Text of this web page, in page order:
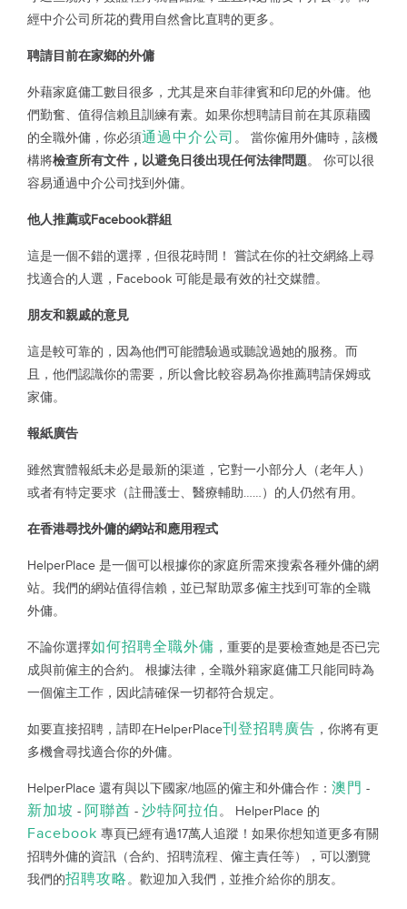
經中介公司所花的費用自然會比直聘的更多。
聘請目前在家鄉的外傭
外藉家庭傭工數目很多，尤其是來自菲律賓和印尼的外傭。他
們勤奮、值得信賴且訓練有素。如果你想聘請目前在其原藉國
的全職外傭，你必須通過中介公司 。 當你僱用外傭時，該機
構將檢查所有文件，以避免日後出現任何法律問題。 你可以很
容易通過中介公司找到外傭。
他人推薦或Facebook群組
這是一個不錯的選擇，但很花時間！ 嘗試在你的社交網絡上尋
找適合的人選，Facebook 可能是最有效的社交媒體。
朋友和親戚的意見
這是較可靠的，因為他們可能體驗過或聽說過她的服務。而
且，他們認識你的需要，所以會比較容易為你推薦聘請保姆或
家傭。
報紙廣告
雖然實體報紙未必是最新的渠道，它對一小部分人（老年人）
或者有特定要求（註冊護士、醫療輔助……）的人仍然有用。
在香港尋找外傭的網站和應用程式
HelperPlace 是一個可以根據你的家庭所需來搜索各種外傭的網
站。我們的網站值得信賴，並已幫助眾多僱主找到可靠的全職
外傭。
不論你選擇如何招聘全職外傭 ，重要的是要檢查她是否已完
成與前僱主的合約。 根據法律，全職外籍家庭傭工只能同時為
一個僱主工作，因此請確保一切都符合規定。
如要直接招聘，請即在HelperPlace刊登招聘廣告 ，你將有更
多機會尋找適合你的外傭。
HelperPlace 還有與以下國家/地區的僱主和外傭合作： 澳門 -
新加坡 - 阿聯酋 - 沙特阿拉伯。 HelperPlace 的
Facebook 專頁已經有過17萬人追蹤！如果你想知道更多有關
招聘外傭的資訊（合約、招聘流程、僱主責任等），可以瀏覽
我們的招聘攻略。歡迎加入我們，並推介給你的朋友。